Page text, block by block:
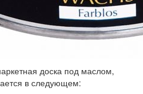
доска под маслом,
в следующем: